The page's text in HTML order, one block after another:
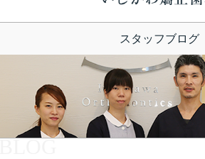
スタッフブログ